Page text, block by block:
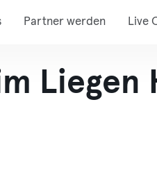
Partner werden Live
Liegen